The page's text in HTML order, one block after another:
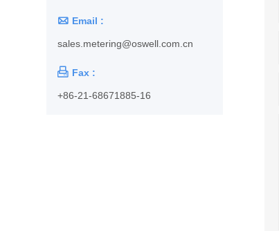
 Email :
sales.metering@oswell.com.cn
 Fax :
+86-21-68671885-16